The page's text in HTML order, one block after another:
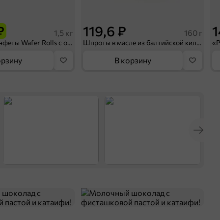
1,5 кг
«BabyFox», конфеты Wafer Rolls с ореховой начинкой и какао (коробка 1,5 кг)
119,6 ₽ 160 г
Шпроты в масле из балтийской кильки «Главпродукт», 160 г
В корзину